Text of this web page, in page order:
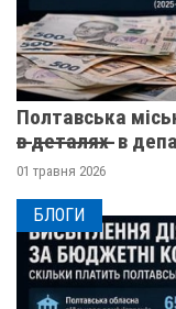
Полтавська
в̶ ̶д̶е̶т̶а̶л̶я̶х̶ ̶ в
01 травня 2026
БЛОГИ